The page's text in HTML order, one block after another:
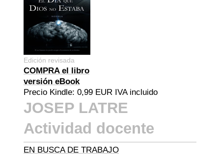
Edición revisada
COMPRA el libro
versión eBook
Precio Kindle: 0,99 EUR IVA incluido
JOSEP LATRE
Actividad docente
EN BUSCA DE TRABAJO